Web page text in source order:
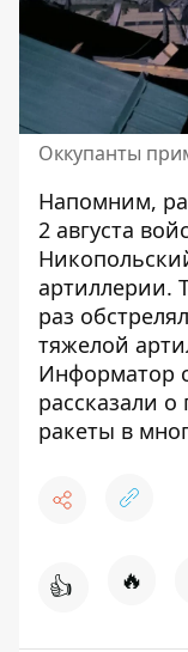
Оккупанты
Напомним,
2 августа
артиллерии.
раз
тяжелой
Информатор
рассказали
ракеты в
👍 🔥